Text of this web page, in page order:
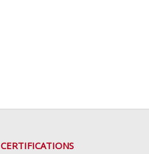
CERTIFICATIONS